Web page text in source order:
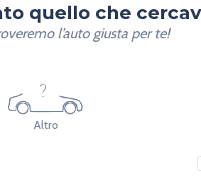
quello che
l’auto giusta per te!
Altro